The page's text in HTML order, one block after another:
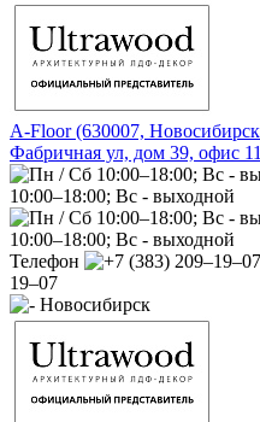
A-Floor (630007,
Фабричная ул, дом 39, офис
10:00–18:00; Вс - выходной
10:00–18:00; Вс - выходной
Телефон
19‒07